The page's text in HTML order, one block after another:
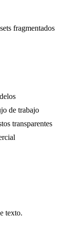
fragmentados
de trabajo
transparentes
texto.